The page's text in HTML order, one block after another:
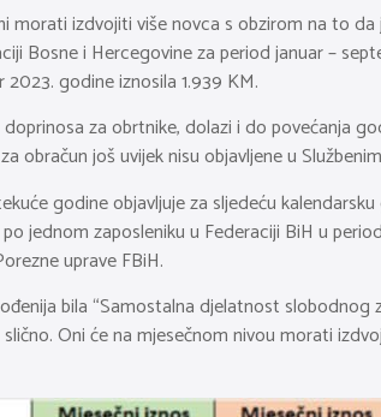
izdvojiti više novca s obzirom na to
Bosne i Hercegovine za period januar –
godine iznosila 1.939 KM.
za obrtnike, dolazi i do povećanja
još uvijek nisu objavljene u
godine objavljuje za sljedeću
jednom zaposleniku u Federaciji BiH u
uprave FBiH.
bila “Samostalna djelatnost
Oni će na mjesečnom nivou morati